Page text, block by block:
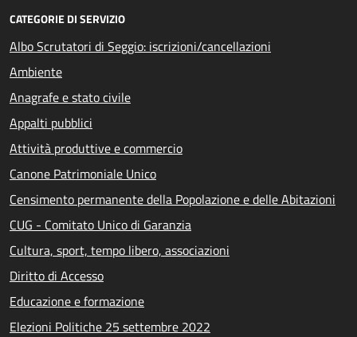
CATEGORIE DI SERVIZIO
Albo Scrutatori di Seggio: iscrizioni/cancellazioni
Ambiente
Anagrafe e stato civile
Appalti pubblici
Attività produttive e commercio
Canone Patrimoniale Unico
Censimento permanente della Popolazione e delle Abitazioni
CUG - Comitato Unico di Garanzia
Cultura, sport, tempo libero, associazioni
Diritto di Accesso
Educazione e formazione
Elezioni Politiche 25 settembre 2022